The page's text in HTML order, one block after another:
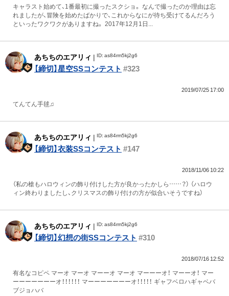
キャラスト始めて、1番最初に撮ったスクショ。 なんで撮ったのか理由は忘
れましたが、冒険を始めたばかりで、これからなにが待ち受けてるんだろう
といったワクワクがありますね。 2017年12月1日...
あちちのエアリィ | ID: as84rm5kj2g6
【締切】星空SSコンテスト #323
2019/07/25 17:00
てんてん手毬♫
あちちのエアリィ | ID: as84rm5kj2g6
【締切】衣装SSコンテスト #147
2018/11/06 10:22
（私の槍もハロウィンの飾り付けした方が良かったかしら……？） （ハロウ
ィン終わりましたし、クリスマスの飾り付けの方が似合いそうですね）
あちちのエアリィ | ID: as84rm5kj2g6
【締切】幻想の街SSコンテスト #310
2018/07/16 12:52
有名なコピペ マーオ マーオ マーーオ マーオ マーーーオ！ マーーオ！ マー
ーーーーーーーオ！！！！！！ マーーーーーーーオ！！！！！ ギャフベロハギャベバ
ブジョハバ